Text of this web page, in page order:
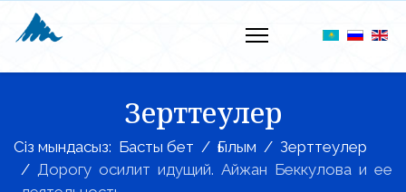
Зерттеулер
Сіз мындасыз: Басты бет Ғылым
Зерттеулер
Дорогу осилит идущий. Айжан Беккулова и ее